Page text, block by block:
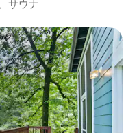
サウナ